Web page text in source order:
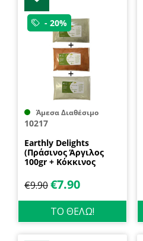
- 20%
Άμεσα Διαθέσιμο
10217
Earthly Delights
(Πράσινος Άργιλος
100gr + Κόκκινος
Μπετονίτης Άργιλος
100gr) Nature & Body
€9.90€7.90
ΤΟ ΘΕΛΩ!